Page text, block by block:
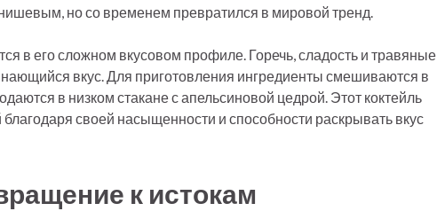
но со временем превратился в мировой тренд.
в его сложном вкусовом профиле. Горечь, сладость и травяные
вкус. Для приготовления ингредиенты смешиваются в
в низком стакане с апельсиновой цедрой. Этот коктейль
своей насыщенности и способности раскрывать вкус
к истокам